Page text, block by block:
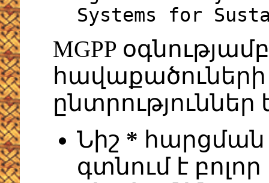
Systems for
MGPP
Նիշ * հարցման
գտնում է